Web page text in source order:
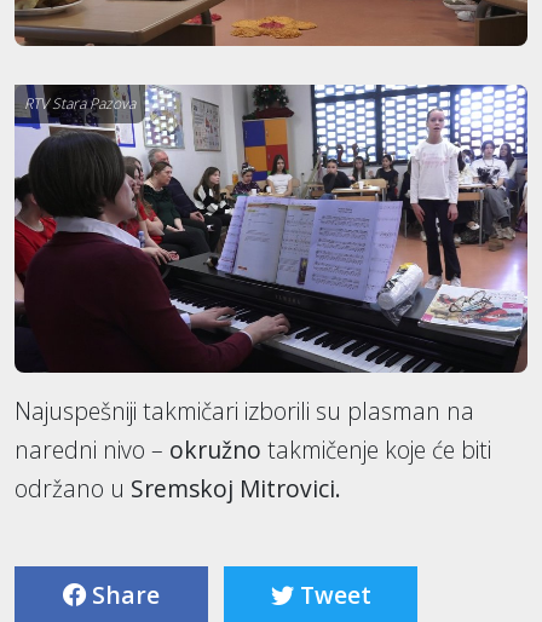
RTV Stara Pazova
Najuspešniji takmičari izborili su plasman na
naredni nivo – okružno takmičenje koje će biti
održano u Sremskoj Mitrovici.
Share Tweet